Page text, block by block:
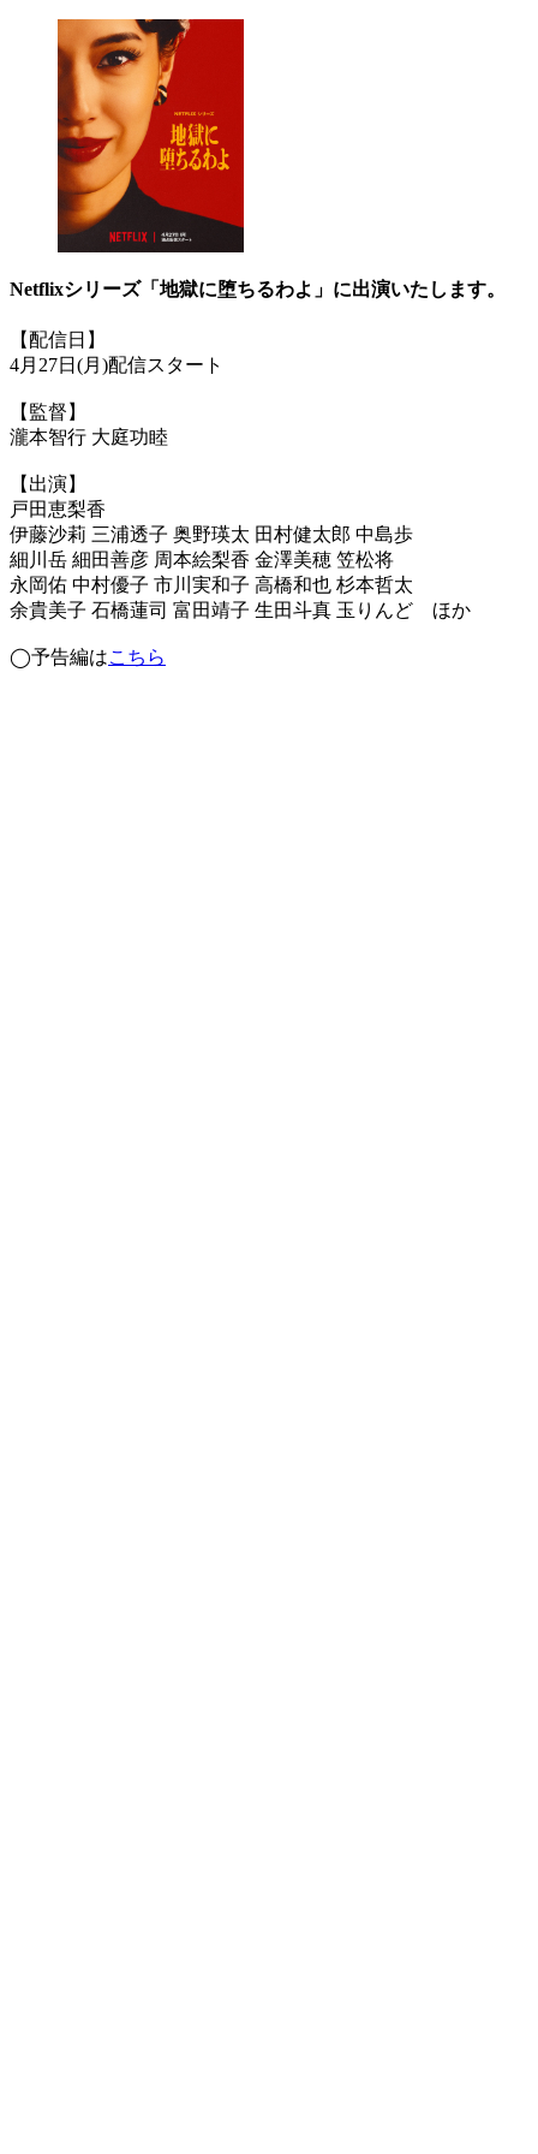
Netflixシリーズ「地獄に堕ちるわよ」に出演いたします。
【配信日】
4月27日(月)配信スタート
【監督】
瀧本智行 大庭功睦
【出演】
戸田恵梨香
伊藤沙莉 三浦透子 奥野瑛太 田村健太郎 中島歩
細川岳 細田善彦 周本絵梨香 金澤美穂 笠松将
永岡佑 中村優子 市川実和子 高橋和也 杉本哲太
余貴美子 石橋蓮司 富田靖子 生田斗真 玉りんど ほか
◯予告編はこちら